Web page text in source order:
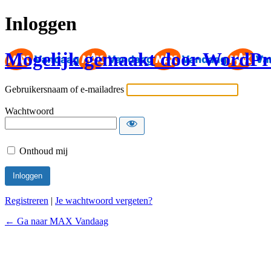
Inloggen
Mogelijk gemaakt door
Gebruikersnaam of e-mailadres
Wachtwoord
Onthoud mij
Registreren | Je wachtwoord vergeten?
← Ga naar MAX Vandaag